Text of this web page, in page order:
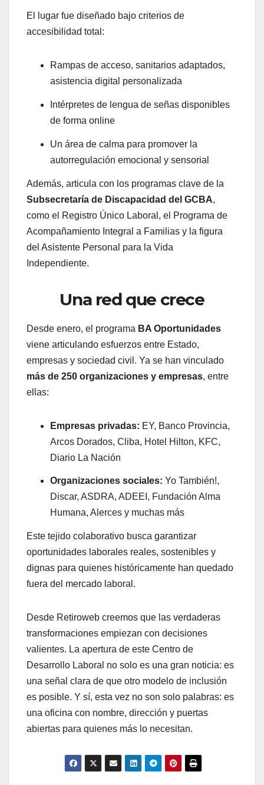
El lugar fue diseñado bajo criterios de
accesibilidad total:
Rampas de acceso, sanitarios adaptados,
asistencia digital personalizada
Intérpretes de lengua de señas disponibles
de forma online
Un área de calma para promover la
autorregulación emocional y sensorial
Además, articula con los programas clave de la
Subsecretaría de Discapacidad del GCBA,
como el Registro Único Laboral, el Programa de
Acompañamiento Integral a Familias y la figura
del Asistente Personal para la Vida
Independiente.
Una red que crece
Desde enero, el programa BA Oportunidades
viene articulando esfuerzos entre Estado,
empresas y sociedad civil. Ya se han vinculado
más de 250 organizaciones y empresas, entre
ellas:
Empresas privadas: EY, Banco Provincia,
Arcos Dorados, Cliba, Hotel Hilton, KFC,
Diario La Nación
Organizaciones sociales: Yo También!,
Discar, ASDRA, ADEEI, Fundación Alma
Humana, Alerces y muchas más
Este tejido colaborativo busca garantizar
oportunidades laborales reales, sostenibles y
dignas para quienes históricamente han quedado
fuera del mercado laboral.
Desde Retiroweb creemos que las verdaderas
transformaciones empiezan con decisiones
valientes. La apertura de este Centro de
Desarrollo Laboral no solo es una gran noticia: es
una señal clara de que otro modelo de inclusión
es posible. Y sí, esta vez no son solo palabras: es
una oficina con nombre, dirección y puertas
abiertas para quienes más lo necesitan.